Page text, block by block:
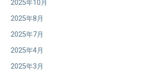
2025年10月
2025年8月
2025年7月
2025年4月
2025年3月